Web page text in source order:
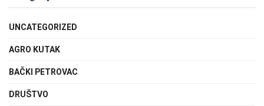
UNCATEGORIZED
AGRO KUTAK
BAČKI PETROVAC
DRUŠTVO